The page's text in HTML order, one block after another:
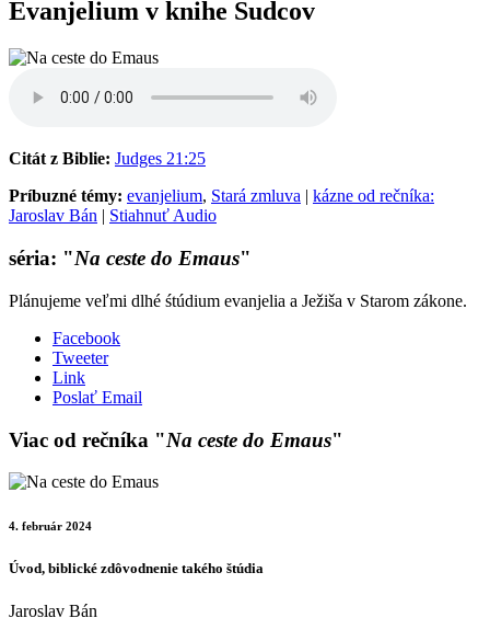
Evanjelium v knihe Sudcov
Citát z Biblie: Judges 21:25
Príbuzné témy: evanjelium, Stará zmluva | kázne od rečníka:
Jaroslav Bán | Stiahnuť Audio
séria: "Na ceste do Emaus"
Plánujeme veľmi dlhé śtúdium evanjelia a Ježiša v Starom zákone.
Facebook
Tweeter
Link
Poslať Email
Viac od rečníka "Na ceste do Emaus"
4. február 2024
Úvod, biblické zdôvodnenie takého štúdia
Jaroslav Bán